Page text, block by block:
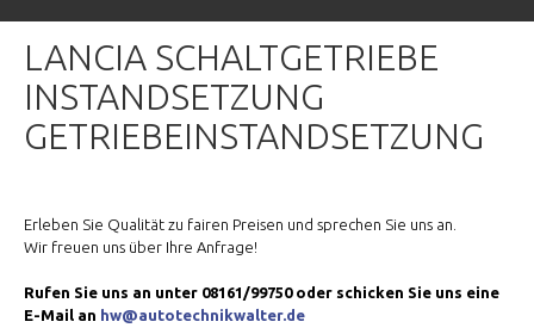
LANCIA SCHALTGETRIEBE
INSTANDSETZUNG
GETRIEBEINSTANDSETZUNG
Erleben Sie Qualität zu fairen Preisen und sprechen Sie uns an.
Wir freuen uns über Ihre Anfrage!
Rufen Sie uns an unter 08161/99750 oder schicken Sie uns eine
E-Mail an hw@autotechnikwalter.de